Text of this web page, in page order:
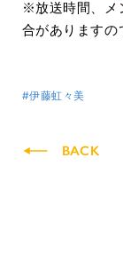
※放送時間、メ
合がありますの
#伊藤虹々美
BACK